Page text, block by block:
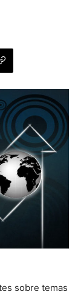
sobre temas